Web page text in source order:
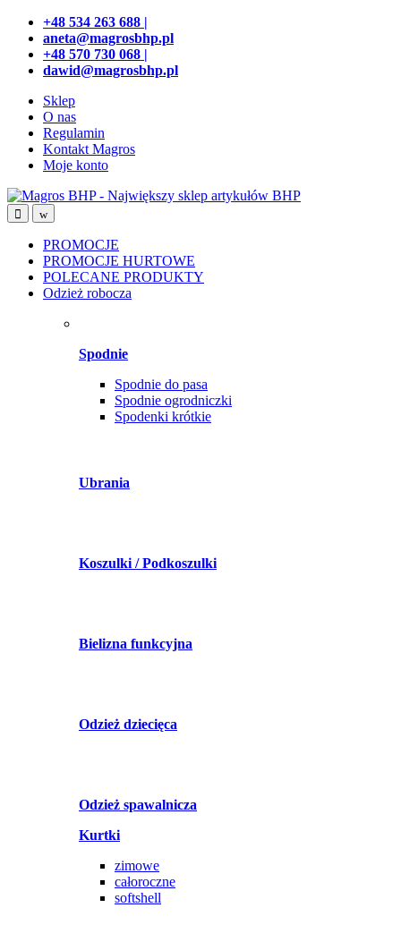
Przejdź
nawigacji
Przeskocz
treści
+48 534 263 688 |
aneta@magrosbhp.pl
+48 570 730 068 |
dawid@magrosbhp.pl
Sklep
O nas
Regulamin
Kontakt Magros
Moje konto
PROMOCJE
PROMOCJE HURTOWE
POLECANE PRODUKTY
Odzież robocza
Spodnie
Spodnie do pasa
Spodnie ogrodniczki
Spodenki krótkie
Ubrania
Koszulki / Podkoszulki
Bielizna funkcyjna
Odzież dziecięca
Odzież spawalnicza
Kurtki
zimowe
całoroczne
softshell